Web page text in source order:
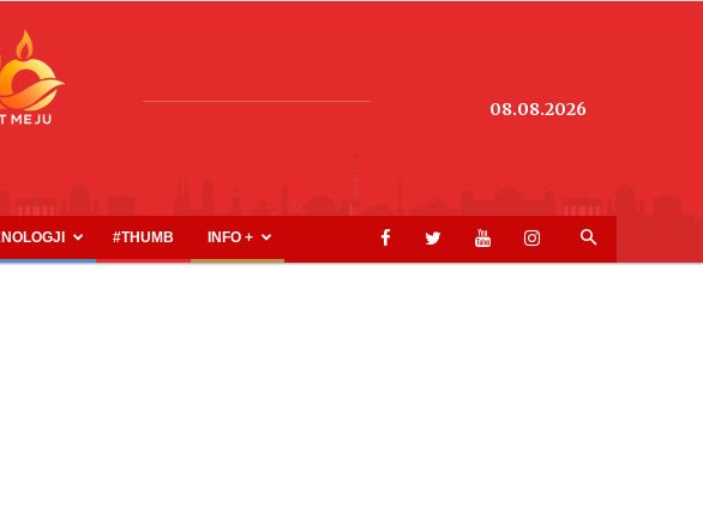
08.08.2026
#THUMB INFO +